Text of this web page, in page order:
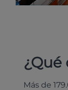
¿Qué
Más de